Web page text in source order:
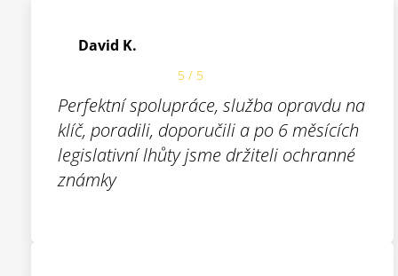
David K.
5 / 5
Perfektní spolupráce, služba opravdu na
klíč, poradili, doporučili a po 6 měsících
legislativní lhůty jsme držiteli ochranné
známky